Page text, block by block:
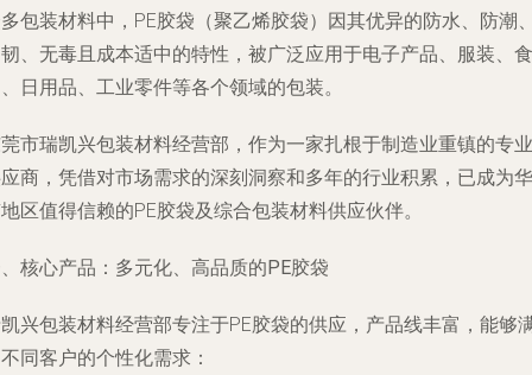
包装材料中，PE胶袋（聚乙烯胶袋）因其优异的防水、防潮
、无毒且成本适中的特性，被广泛应用于电子产品、服装、食
日用品、工业零件等各个领域的包装。
市瑞凯兴包装材料经营部，作为一家扎根于制造业重镇的专业
商，凭借对市场需求的深刻洞察和多年的行业积累，已成为华
区值得信赖的PE胶袋及综合包装材料供应伙伴。
核心产品：多元化、高品质的PE胶袋
兴包装材料经营部专注于PE胶袋的供应，产品线丰富，能够
同客户的个性化需求：